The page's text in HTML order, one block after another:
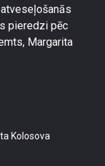
pieredzi pēc
Margarita
Kolosova